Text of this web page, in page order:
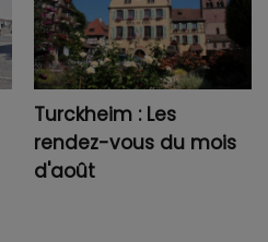
Turckheim : Les
rendez-vous du mois
d'août